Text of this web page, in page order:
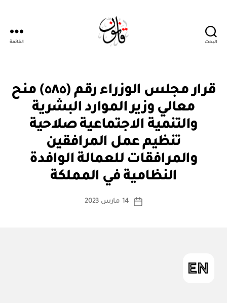
البحث القائمة
التصنيفاتقر
قرار مجلس الوزراء رقم (٥٨٥) منح
معالي وزير الموارد البشرية
والتنمية الاجتماعية صلاحية
تنظيم عمل المرافقين
والمرافقات للعمالة الوافدة
النظامية في المملكة
كاتب
س
ة
تاريخ
14 مارس 2023